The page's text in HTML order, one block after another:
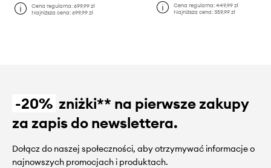
Cena regularna:699,99 zł
Najniższa cena:699,99 zł
Cena regularna: 449,99 zł
Najniższa cena: 359,99 zł
-20% zniżki** na pierwsze zakupy
za zapis do newslettera.
Dołącz do naszej społeczności, aby otrzymywać informacje o
najnowszych promocjach i produktach.